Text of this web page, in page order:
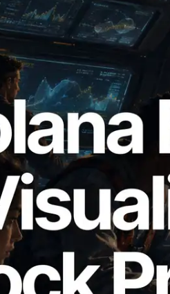
Solana 블록 애널라
블록 생성 시간과